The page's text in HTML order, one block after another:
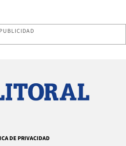
PUBLICIDAD
DE PRIVACIDAD